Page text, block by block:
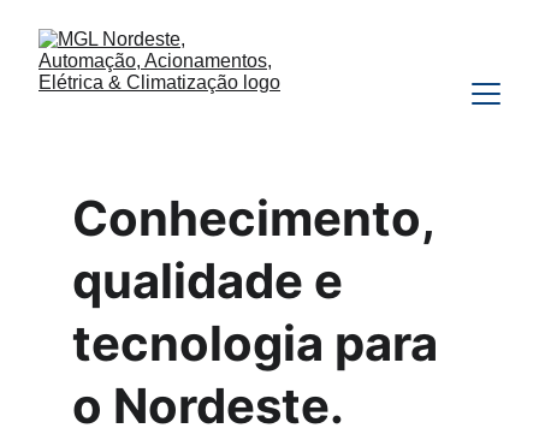
Conhecimento,
qualidade e
tecnologia para
o Nordeste.